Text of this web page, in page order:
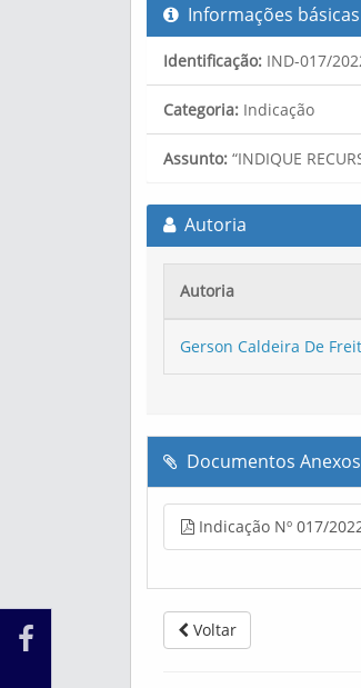
Informações básicas
Identificação: IND-017/
Categoria: Indicação
Assunto: “INDIQUE
Autoria
Autoria
Gerson Caldeira De
Documentos
Indicação Nº 017/
Voltar